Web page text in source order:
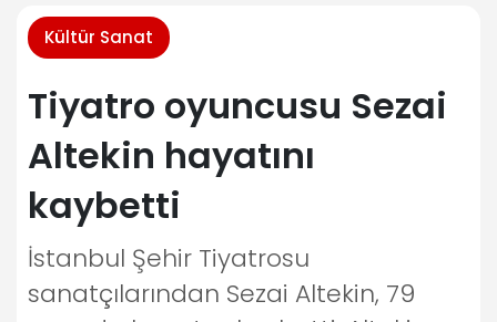
Kültür Sanat
Tiyatro oyuncusu Sezai
Altekin hayatını
kaybetti
İstanbul Şehir Tiyatrosu
sanatçılarından Sezai Altekin, 79